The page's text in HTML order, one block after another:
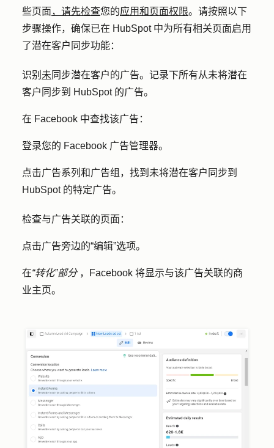
些页面，请先检查您的应用和页面权限。请按照以下
步骤操作，确保已在 HubSpot 中为所有相关页面启用
了潜在客户同步功能：
识别 未 同步潜在客户的广告。记录下所有从未将潜在
客户同步到 HubSpot 的广告。
在 Facebook 中查找该广告：
登录您的 Facebook 广告管理器。
点击广告系列 和广告组 ，找到未将潜在客户同步到
HubSpot 的特定广告。
检查与广告关联的页面：
点击广告旁边的“编辑”选项。
在“转化”部分 ，Facebook 将显示与该广告关联的商
业主页。